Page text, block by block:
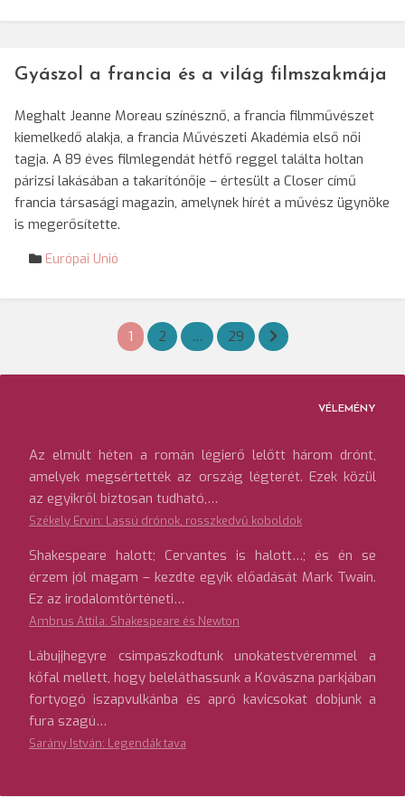
Gyászol a francia és a világ filmszakmája
Meghalt Jeanne Moreau színésznő, a francia filmművészet
kiemelkedő alakja, a francia Művészeti Akadémia első női
tagja. A 89 éves filmlegendát hétfő reggel találta holtan
párizsi lakásában a takarítónője – értesült a Closer című
francia társasági magazin, amelynek hírét a művész ügynöke
is megerősítette.
Európai Unió
Bejegyzések
lapozása
1 2 … 29
VÉLEMÉNY
Az elmúlt héten a román légierő lelőtt három drónt,
amelyek megsértették az ország légterét. Ezek közül
az egyikről biztosan tudható,…
Székely Ervin: Lassú drónok, rosszkedvű koboldok
Shakespeare halott; Cervantes is halott…; és én se
érzem jól magam – kezdte egyik előadását Mark Twain.
Ez az irodalomtörténeti…
Ambrus Attila: Shakespeare és Newton
Lábujjhegyre csimpaszkodtunk unokatestvéremmel a
kőfal mellett, hogy beleláthassunk a Kovászna parkjában
fortyogó iszapvulkánba és apró kavicsokat dobjunk a
fura szagú…
Sarány István: Legendák tava